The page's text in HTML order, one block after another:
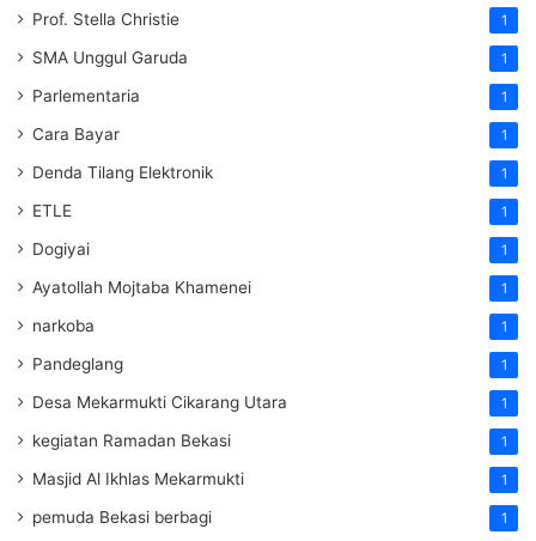
Prof. Stella Christie 1
SMA Unggul Garuda 1
Parlementaria 1
Cara Bayar 1
Denda Tilang Elektronik 1
ETLE 1
Dogiyai 1
Ayatollah Mojtaba Khamenei 1
narkoba 1
Pandeglang 1
Desa Mekarmukti Cikarang Utara 1
kegiatan Ramadan Bekasi 1
Masjid Al Ikhlas Mekarmukti 1
pemuda Bekasi berbagi 1